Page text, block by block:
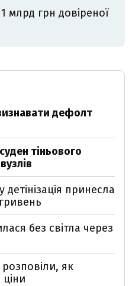
млрд грн довіреної
дефолт
тіньового
принесла
без світла через
розповіли, як